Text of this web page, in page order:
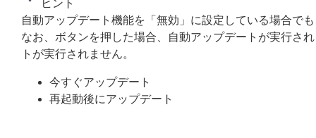
ヒント
自動アップデート機能を「無効」に設定している場合で
なお、ボタンを押した場合、自動アップデートが実行さ
トが実行されません。
今すぐアップデート
再起動後にアップデート